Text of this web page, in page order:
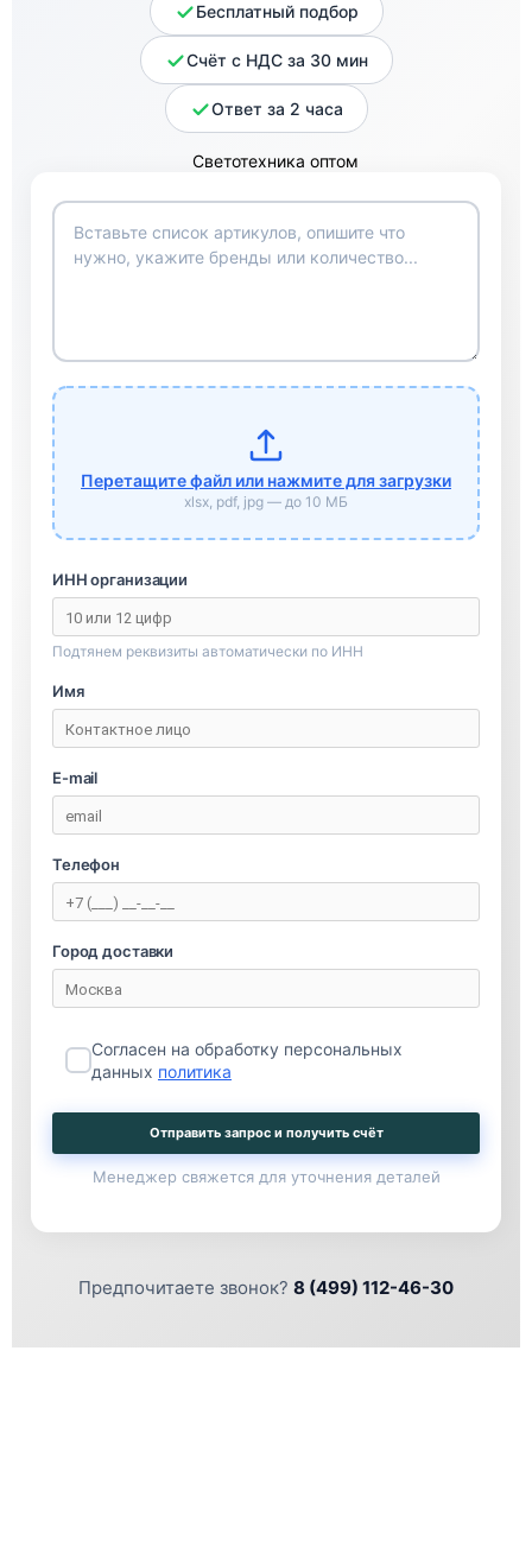
Бесплатный подбор
Счёт с НДС за 30 мин
Ответ за 2 часа
Перетащите файл или нажмите для загрузки
xlsx, pdf, jpg — до 10 МБ
ИНН организации
Подтянем реквизиты автоматически по ИНН
Имя
E-mail
Телефон
Город доставки
Согласен на обработку персональных
данных политика
Отправить запрос и получить счёт
Менеджер свяжется для уточнения деталей
Предпочитаете звонок? 8 (499) 112-46-30